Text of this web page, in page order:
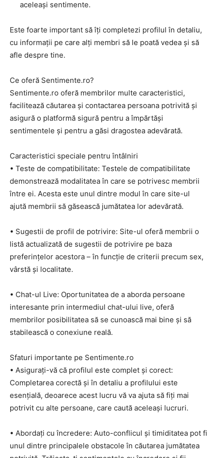
aceleași sentimente.
Este foarte important să îți completezi profilul în detaliu,
cu informații pe care alți membri să le poată vedea și să
afle despre tine.
Ce oferă Sentimente.ro?
Sentimente.ro oferă membrilor multe caracteristici,
facilitează căutarea și contactarea persoana potrivită și
asigură o platformă sigură pentru a împărtăși
sentimentele și pentru a găsi dragostea adevărată.
Caracteristici speciale pentru întâlniri
• Teste de compatibilitate: Testele de compatibilitate
demonstrează modalitatea în care se potrivesc membrii
între ei. Acesta este unul dintre modul în care site-ul
ajută membrii să găsească jumătatea lor adevărată.
• Sugestii de profil de potrivire: Site-ul oferă membrii o
listă actualizată de sugestii de potrivire pe baza
preferințelor acestora – în funcție de criterii precum sex,
vârstă și localitate.
• Chat-ul Live: Oportunitatea de a aborda persoane
interesante prin intermediul chat-ului live, oferă
membrilor posibilitatea să se cunoască mai bine și să
stabilească o conexiune reală.
Sfaturi importante pe Sentimente.ro
• Asigurați-vă că profilul este complet și corect:
Completarea corectă și în detaliu a profilului este
esențială, deoarece acest lucru vă va ajuta să fiți mai
potrivit cu alte persoane, care caută aceleași lucruri.
• Abordați cu încredere: Auto-conflicul și timiditatea pot fi
unul dintre principalele obstacole în căutarea jumătatea